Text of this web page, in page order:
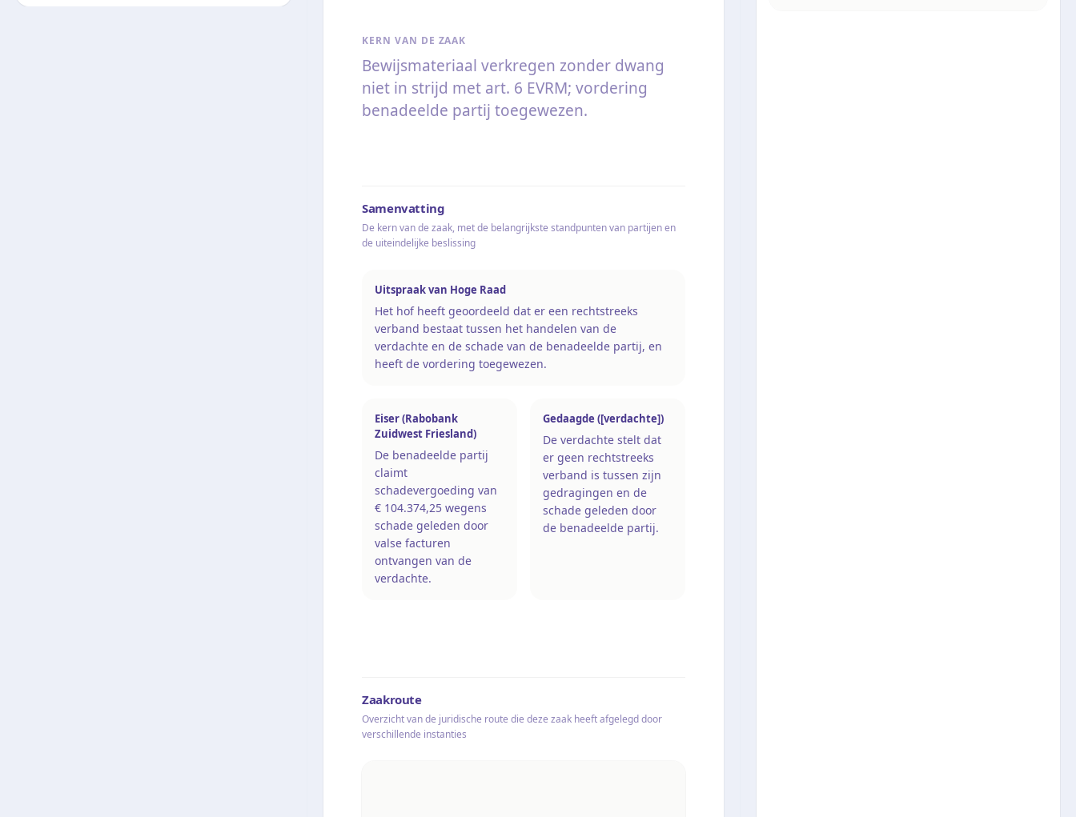
KERN VAN DE ZAAK
Bewijsmateriaal verkregen zonder dwang
niet in strijd met art. 6 EVRM; vordering
benadeelde partij toegewezen.
Samenvatting
De kern van de zaak, met de belangrijkste standpunten van partijen en
de uiteindelijke beslissing
Uitspraak van Hoge Raad
Het hof heeft geoordeeld dat er een rechtstreeks
verband bestaat tussen het handelen van de
verdachte en de schade van de benadeelde partij, en
heeft de vordering toegewezen.
Eiser (Rabobank
Zuidwest Friesland)
De benadeelde partij
claimt
schadevergoeding van
€ 104.374,25 wegens
schade geleden door
valse facturen
ontvangen van de
verdachte.
Gedaagde ([verdachte])
De verdachte stelt dat
er geen rechtstreeks
verband is tussen zijn
gedragingen en de
schade geleden door
de benadeelde partij.
Zaakroute
Overzicht van de juridische route die deze zaak heeft afgelegd door
verschillende instanties